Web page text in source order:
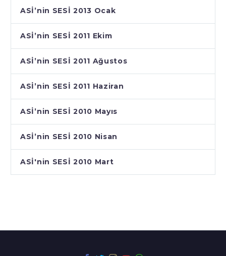
ASİ’nin SESİ 2013 Ocak
ASİ’nin SESİ 2011 Ekim
ASİ’nin SESİ 2011 Ağustos
ASİ’nin SESİ 2011 Haziran
ASİ’nin SESİ 2010 Mayıs
ASİ’nin SESİ 2010 Nisan
ASİ'nin SESİ 2010 Mart